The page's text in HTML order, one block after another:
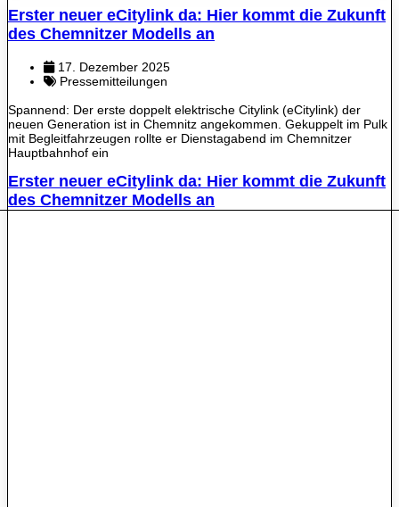
Erster neuer eCitylink da: Hier kommt die Zukunft
des Chemnitzer Modells an
17. Dezember 2025
Pressemitteilungen
Spannend: Der erste doppelt elektrische Citylink (eCitylink) der
neuen Generation ist in Chemnitz angekommen. Gekuppelt im Pulk
mit Begleitfahrzeugen rollte er Dienstagabend im Chemnitzer
Hauptbahnhof ein
Erster neuer eCitylink da: Hier kommt die Zukunft
des Chemnitzer Modells an